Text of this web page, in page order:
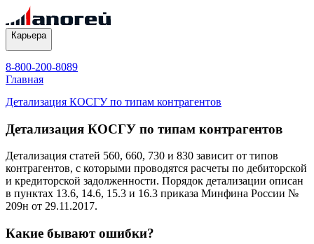
Карьера
8-800-200-8089
Главная
Детализация КОСГУ по типам контрагентов
Детализация КОСГУ по типам контрагентов
Детализация статей 560, 660, 730 и 830 зависит от типов
контрагентов, с которыми проводятся расчеты по дебиторской
и кредиторской задолженности. Порядок детализации описан
в пунктах 13.6, 14.6, 15.3 и 16.3 приказа Минфина России №
209н от 29.11.2017.
Какие бывают ошибки?